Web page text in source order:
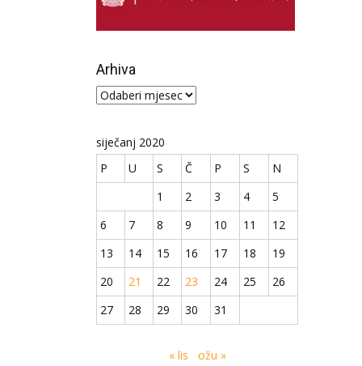
Arhiva
Arhiva
siječanj 2020
P
U S Č P S
N
1
2 3 4
5
6
7 8 9 10 11
12
13
14 15 16 17 18
19
20
21 22 23 24 25
26
27
28 29 30 31
« lis ožu »